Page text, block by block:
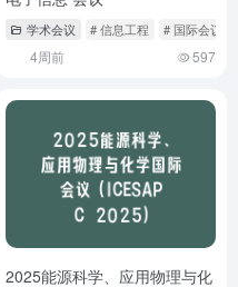
# 奖学金学术会议 # 信息工程 # 国际会议
4周前 597
2025能源科学、应用物理与化